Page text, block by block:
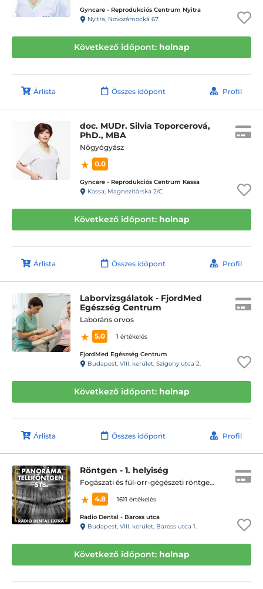
Gyncare - Reprodukciós Centrum Nyitra
Nyitra, Novozámocká 67
Következő időpont: holnap
Árlista Összes időpont Profil
doc. MUDr. Silvia Toporcerová,
PhD., MBA
Nőgyógyász
0.0
Gyncare - Reprodukciós Centrum Kassa
Kassa, Magnezitárska 2/C
Következő időpont: holnap
Árlista Összes időpont Profil
Laborvizsgálatok - FjordMed
Egészség Centrum
Laboráns orvos
5.0
1 értékelés
FjordMed Egészség Centrum
Budapest, VIII. kerület, Szigony utca 2.
Következő időpont: holnap
Árlista Összes időpont Profil
Röntgen - 1. helyiség
Fogászati és fül-orr-gégészeti röntgen, cbct készítése
4.8
1611 értékelés
Radio Dental - Baross utca
Budapest, VIII. kerület, Baross utca 1.
Következő időpont: holnap